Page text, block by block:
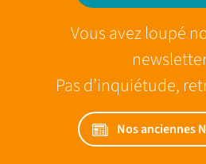
Vous avez loupé
Pas d’inquiétude,
Nos anciennes